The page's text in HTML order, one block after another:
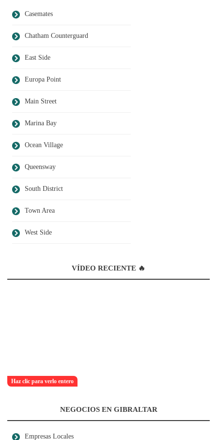
Casemates
Chatham Counterguard
East Side
Europa Point
Main Street
Marina Bay
Ocean Village
Queensway
South District
Town Area
West Side
VÍDEO RECIENTE 🔥
Haz clic para verlo entero
NEGOCIOS EN GIBRALTAR
Empresas Locales